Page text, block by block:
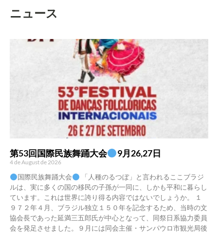
ニュース
第53回国際民族舞踊大会 9月26,27日
4 de August de 2026
国際民族舞踊大会
「人種のるつぼ」と言われるここブラジ
ルは、実に多くの国の移民の子孫が一同に、しかも平和に暮らし
ています。これは世界に誇り得る内容ではないでしょうか。 １
９７２年４月、ブラジル独立１５０年を記念するため、当時の文
協会長であった延満三五郎氏が中心となって、同祭日系協力委員
会を発足させました。９月には同会主催・サンパウロ市観光局後